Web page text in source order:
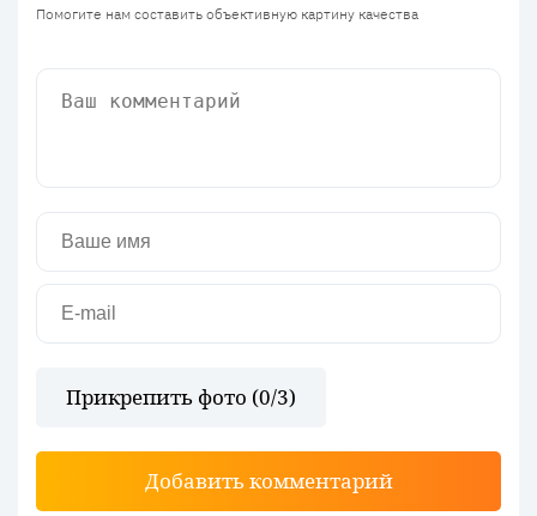
Помогите нам составить объективную картину качества
Прикрепить фото (0/3)
Добавить комментарий